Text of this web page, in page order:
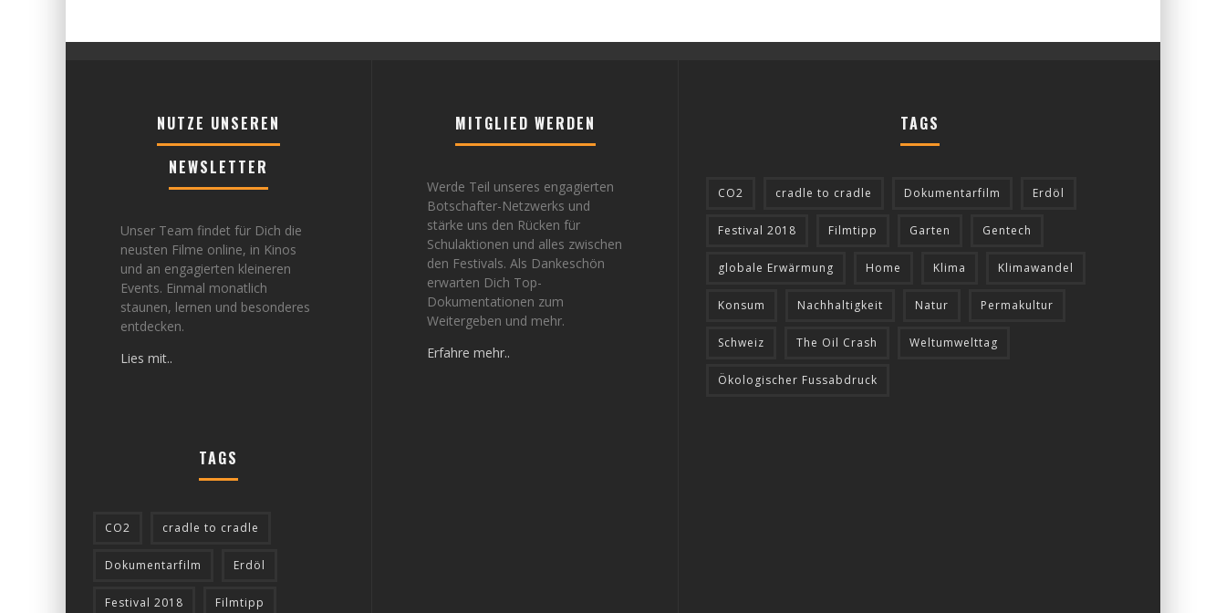
NUTZE UNSEREN
NEWSLETTER
Unser Team findet für Dich die
neusten Filme online, in Kinos
und an engagierten kleineren
Events. Einmal monatlich
staunen, lernen und besonderes
entdecken.
Lies mit..
TAGS
CO2 cradle to cradle
Dokumentarfilm Erdöl
Festival 2018 Filmtipp
MITGLIED WERDEN
Werde Teil unseres engagierten
Botschafter-Netzwerks und
stärke uns den Rücken für
Schulaktionen und alles zwischen
den Festivals. Als Dankeschön
erwarten Dich Top-
Dokumentationen zum
Weitergeben und mehr.
Erfahre mehr..
TAGS
CO2 cradle to cradle Dokumentarfilm Erdöl
Festival 2018 Filmtipp Garten Gentech
globale Erwärmung Home Klima Klimawandel
Konsum Nachhaltigkeit Natur Permakultur
Schweiz The Oil Crash Weltumwelttag
Ökologischer Fussabdruck